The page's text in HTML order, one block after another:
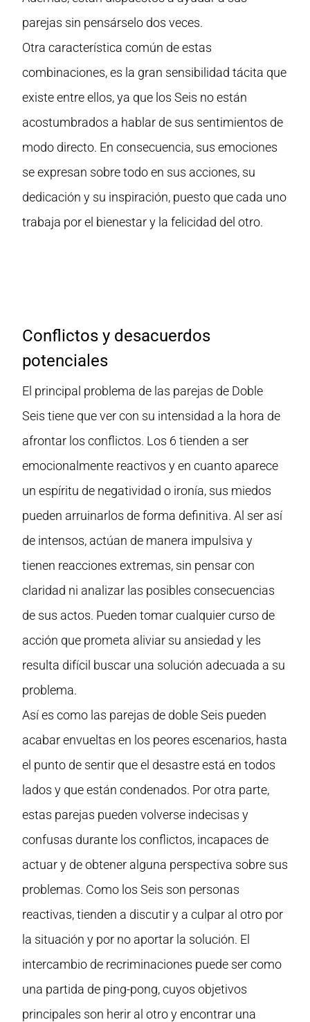
parejas sin pensárselo dos veces.
Otra característica común de estas
combinaciones, es la gran sensibilidad tácita que
existe entre ellos, ya que los Seis no están
acostumbrados a hablar de sus sentimientos de
modo directo. En consecuencia, sus emociones
se expresan sobre todo en sus acciones, su
dedicación y su inspiración, puesto que cada uno
trabaja por el bienestar y la felicidad del otro.
Conflictos y desacuerdos
potenciales
El principal problema de las parejas de Doble
Seis tiene que ver con su intensidad a la hora de
afrontar los conflictos. Los 6 tienden a ser
emocionalmente reactivos y en cuanto aparece
un espíritu de negatividad o ironía, sus miedos
pueden arruinarlos de forma definitiva. Al ser así
de intensos, actúan de manera impulsiva y
tienen reacciones extremas, sin pensar con
claridad ni analizar las posibles consecuencias
de sus actos. Pueden tomar cualquier curso de
acción que prometa aliviar su ansiedad y les
resulta difícil buscar una solución adecuada a su
problema.
Así es como las parejas de doble Seis pueden
acabar envueltas en los peores escenarios, hasta
el punto de sentir que el desastre está en todos
lados y que están condenados. Por otra parte,
estas parejas pueden volverse indecisas y
confusas durante los conflictos, incapaces de
actuar y de obtener alguna perspectiva sobre sus
problemas. Como los Seis son personas
reactivas, tienden a discutir y a culpar al otro por
la situación y por no aportar la solución. El
intercambio de recriminaciones puede ser como
una partida de ping-pong, cuyos objetivos
principales son herir al otro y encontrar una